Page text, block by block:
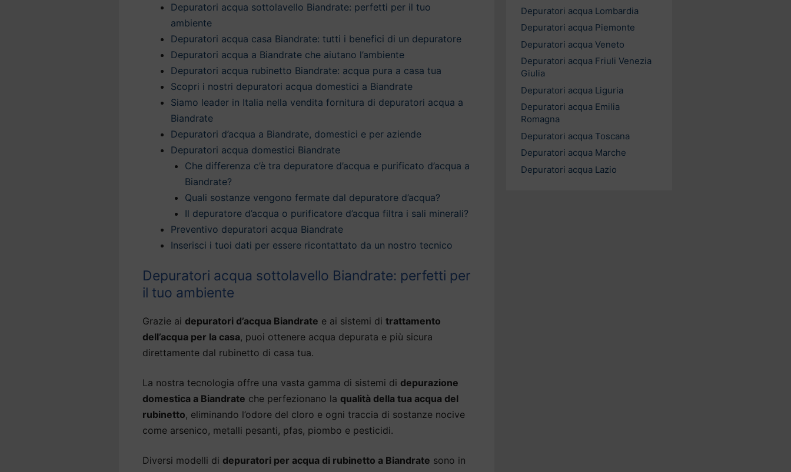
Depuratori acqua sottolavello Biandrate: perfetti per il tuo
ambiente
Depuratori acqua casa Biandrate: tutti i benefici di un depuratore
Depuratori acqua a Biandrate che aiutano l’ambiente
Depuratori acqua rubinetto Biandrate: acqua pura a casa tua
Scopri i nostri depuratori acqua domestici a Biandrate
Siamo leader in Italia nella vendita fornitura di depuratori acqua a
Biandrate
Depuratori d’acqua a Biandrate, domestici e per aziende
Depuratori acqua domestici Biandrate
Che differenza c’è tra depuratore d’acqua e purificato d’acqua a
Biandrate?
Quali sostanze vengono fermate dal depuratore d’acqua?
Il depuratore d’acqua o purificatore d’acqua filtra i sali minerali?
Preventivo depuratori acqua Biandrate
Inserisci i tuoi dati per essere ricontattato da un nostro tecnico
Depuratori acqua sottolavello Biandrate: perfetti per
il tuo ambiente
Grazie ai depuratori d’acqua Biandrate e ai sistemi di trattamento
dell’acqua per la casa, puoi ottenere acqua depurata e più sicura
direttamente dal rubinetto di casa tua.
La nostra tecnologia offre una vasta gamma di sistemi di depurazione
domestica a Biandrate che perfezionano la qualità della tua acqua del
rubinetto, eliminando l’odore del cloro e ogni traccia di sostanze nocive
come arsenico, metalli pesanti, pfas, piombo e pesticidi.
Diversi modelli di depuratori per acqua di rubinetto a Biandrate sono in
Depuratori acqua Lombardia
Depuratori acqua Piemonte
Depuratori acqua Veneto
Depuratori acqua Friuli Venezia
Giulia
Depuratori acqua Liguria
Depuratori acqua Emilia
Romagna
Depuratori acqua Toscana
Depuratori acqua Marche
Depuratori acqua Lazio